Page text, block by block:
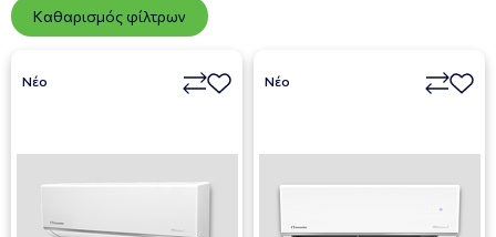
Καθαρισμός φίλτρων
Νέο Νέο